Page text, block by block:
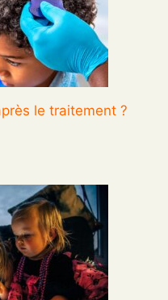
le traitement ?